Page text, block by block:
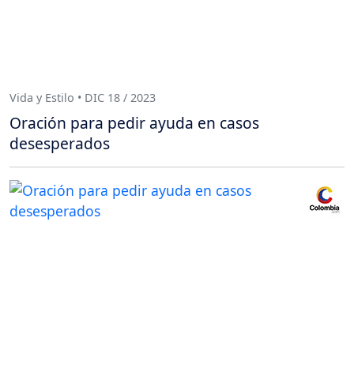
Vida y Estilo • DIC 18 / 2023
Oración para pedir ayuda en casos
desesperados